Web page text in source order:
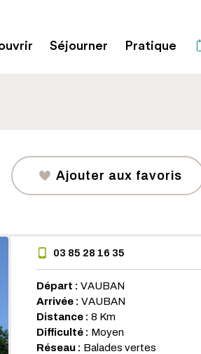
Séjourner Pratique
Ajouter aux favoris
03 85 28 16 35
Départ : VAUBAN
Arrivée : VAUBAN
Distance : 8 Km
Difficulté : Moyen
Réseau : Balades vertes